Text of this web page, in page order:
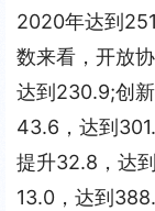
2020年达到
数来看，开放
达到230.9;创
43.6，达到
提升32.8，达
13.0，达到